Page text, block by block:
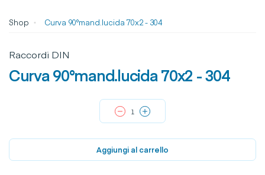
Shop Curva 90°mand.lucida 70x2 - 304
Raccordi DIN
Curva 90°mand.lucida 70x2 - 304
Aggiungi al carrello